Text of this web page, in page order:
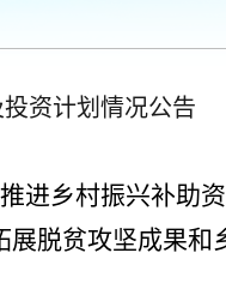
资计划情况公告
进乡村振兴补助资
展脱贫攻坚成果和